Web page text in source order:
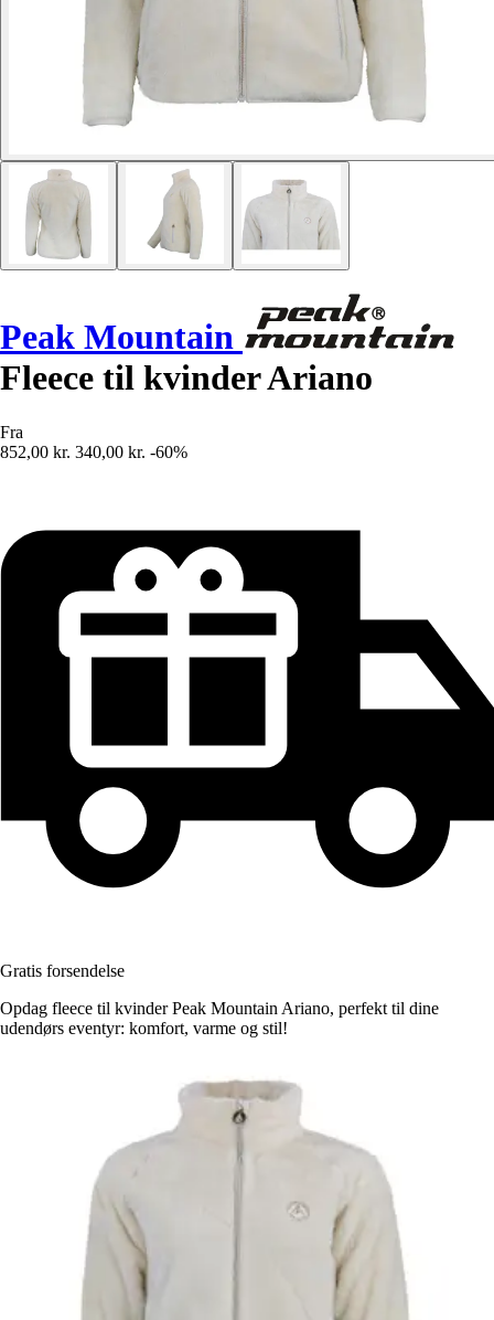
Peak Mountain
Fleece til kvinder Ariano
Fra
852,00 kr. 340,00 kr. -60%
Gratis forsendelse
Opdag fleece til kvinder Peak Mountain Ariano, perfekt til dine
udendørs eventyr: komfort, varme og stil!